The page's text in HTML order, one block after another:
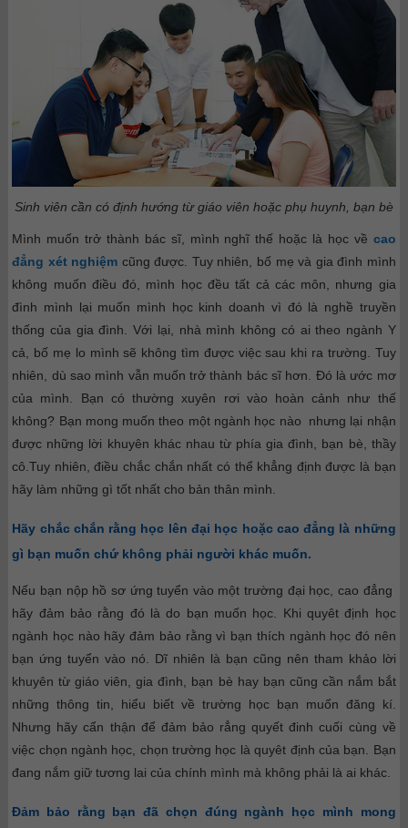
Sinh viên cần có định hướng từ giáo viên hoặc phụ huynh, bạn bè
Mình muốn trở thành bác sĩ, mình nghĩ thế hoặc là học về cao
đẳng xét nghiệm cũng được. Tuy nhiên, bố mẹ và gia đình mình
không muốn điều đó, mình học đều tất cả các môn, nhưng gia
đình mình lại muốn mình học kinh doanh vì đó là nghề truyền
thống của gia đình. Với lại, nhà mình không có ai theo ngành Y
cả, bố mẹ lo mình sẽ không tìm được việc sau khi ra trường. Tuy
nhiên, dù sao mình vẫn muốn trở thành bác sĩ hơn. Đó là ước mơ
của mình. Bạn có thường xuyên rơi vào hoàn cảnh như thế
không? Bạn mong muốn theo một ngành học nào nhưng lại nhận
được những lời khuyên khác nhau từ phía gia đình, bạn bè, thầy
cô.Tuy nhiên, điều chắc chắn nhất có thể khẳng định được là bạn
hãy làm những gì tốt nhất cho bản thân mình.
Hãy chắc chắn rằng học lên đại học hoặc cao đẳng là những
gì bạn muốn chứ không phải người khác muốn.
Nếu bạn nộp hồ sơ ứng tuyển vào một trường đại học, cao đẳng
hãy đảm bảo rằng đó là do bạn muốn học. Khi quyêt định học
ngành học nào hãy đảm bảo rằng vì bạn thích ngành học đó nên
bạn ứng tuyển vào nó. Dĩ nhiên là bạn cũng nên tham khảo lời
khuyên từ giáo viên, gia đình, bạn bè hay bạn cũng cần nắm bắt
những thông tin, hiểu biết về trường học bạn muốn đăng kí.
Nhưng hãy cẩn thận để đảm bảo rẳng quyết đinh cuối cùng về
việc chọn ngành học, chọn trường học là quyêt định của bạn. Bạn
đang nắm giữ tương lai của chính mình mà không phải là ai khác.
Đảm bảo rằng bạn đã chọn đúng ngành học mình mong